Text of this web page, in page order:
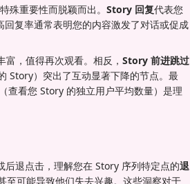
重要性而脱颖而出。 Story 回复代表您
复率通常表明您的内容激发了对话或促成
，值得再次观看。相反， Story 前进跳过
Story）突出了互动显著下降的节点。最
（查看您 Story 的独立用户平均数量）是理
退点击，理解您在 Story 序列特定点的退
至可能导致他们失去兴趣。这些洞察对于